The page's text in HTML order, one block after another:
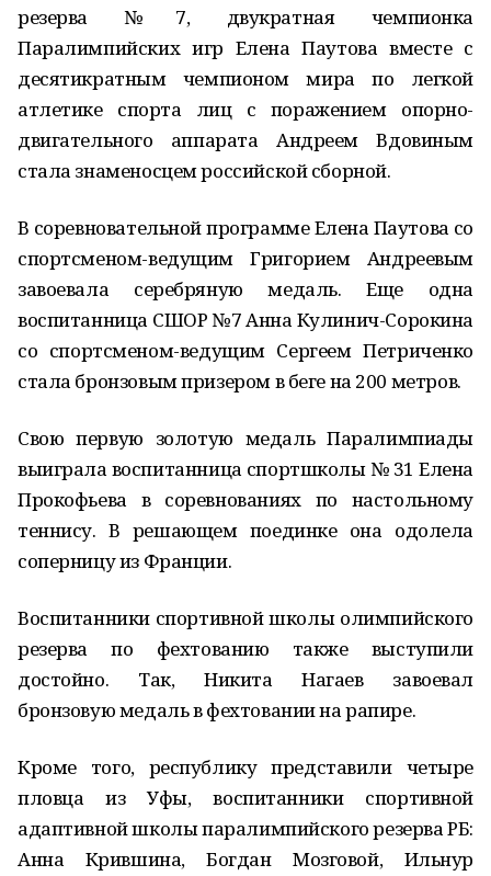
резерва №7, двукратная чемпионка
Паралимпийских игр Елена Паутова вместе с
десятикратным чемпионом мира по легкой
атлетике спорта лиц с поражением опорно-
двигательного аппарата Андреем Вдовиным
стала знаменосцем российской сборной.
В соревновательной программе Елена Паутова со
спортсменом-ведущим Григорием Андреевым
завоевала серебряную медаль. Еще одна
воспитанница СШОР №7 Анна Кулинич-Сорокина
со спортсменом-ведущим Сергеем Петриченко
стала бронзовым призером в беге на 200 метров.
Свою первую золотую медаль Паралимпиады
выиграла воспитанница спортшколы № 31 Елена
Прокофьева в соревнованиях по настольному
теннису. В решающем поединке она одолела
соперницу из Франции.
Воспитанники спортивной школы олимпийского
резерва по фехтованию также выступили
достойно. Так, Никита Нагаев завоевал
бронзовую медаль в фехтовании на рапире.
Кроме того, республику представили четыре
пловца из Уфы, воспитанники спортивной
адаптивной школы паралимпийского резерва РБ:
Анна Крившина, Богдан Мозговой, Ильнур